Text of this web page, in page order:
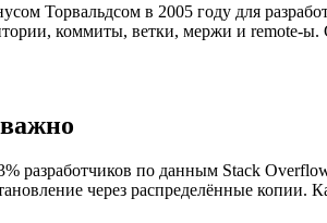
Торвальдсом в 2005 году для
коммиты, ветки, мержи и remote-
разработчиков по данным Stack
через распределённые копии.